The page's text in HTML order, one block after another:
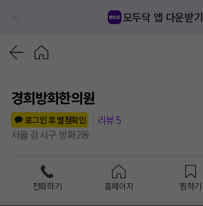
모두닥 앱 다운받기
경희방화한의원
로그인 후 별점확인
리뷰5
서울 강서구 방화2동
전화하기 홈페이지 찜하기